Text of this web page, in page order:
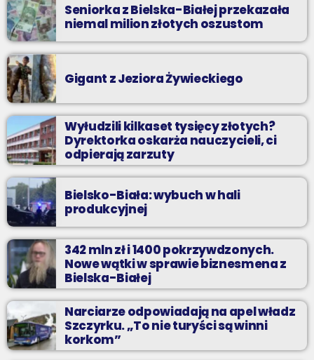
Seniorka z Bielska-Białej przekazała
niemal milion złotych oszustom
Gigant z Jeziora Żywieckiego
Wyłudzili kilkaset tysięcy złotych?
Dyrektorka oskarża nauczycieli, ci
odpierają zarzuty
Bielsko-Biała: wybuch w hali
produkcyjnej
342 mln zł i 1400 pokrzywdzonych.
Nowe wątki w sprawie biznesmena z
Bielska-Białej
Narciarze odpowiadają na apel władz
Szczyrku. „To nie turyści są winni
korkom”